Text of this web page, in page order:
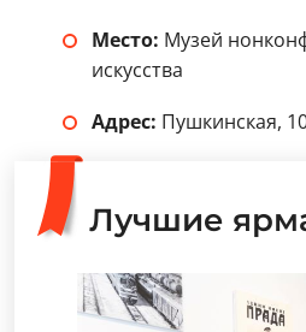
Место: Музей
искусства
Адрес: Пушкинская,
Лучшие